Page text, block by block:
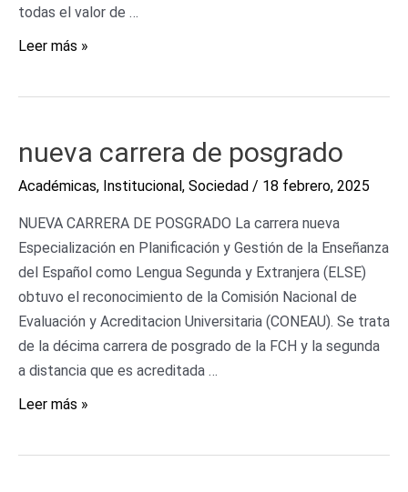
todas el valor de …
Leer más »
nueva carrera de posgrado
Académicas, Institucional , Sociedad / 18 febrero, 2025
NUEVA CARRERA DE POSGRADO La carrera nueva
Especialización en Planificación y Gestión de la Enseñanza
del Español como Lengua Segunda y Extranjera (ELSE)
obtuvo el reconocimiento de la Comisión Nacional de
Evaluación y Acreditacion Universitaria (CONEAU). Se trata
de la décima carrera de posgrado de la FCH y la segunda
a distancia que es acreditada …
nueva
de
posgrado
Leer más »